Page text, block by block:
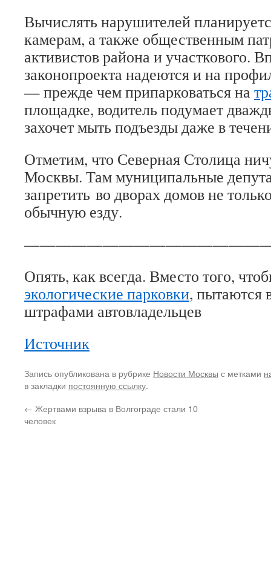
Вычислять нарушителей
камерам, а также общественным
активистов района и участкового.
законопроекта надеются и на
— прежде чем припарковаться на
площадке, водитель подумает
захочет мыть подъезды даже в
Отметим, что Северная Столица
Москвы. Там муниципальные
запретить во дворах домов не
обычную езду.
Опять, как всегда. Вместо того,
экологические парковки, пытаются
штрафами автовладельцев
Источник
Запись опубликована в рубрике Новости Москвы с метками
в закладки постоянную ссылку.
← Жертвами взрыва в Волгограде стали 10
человек